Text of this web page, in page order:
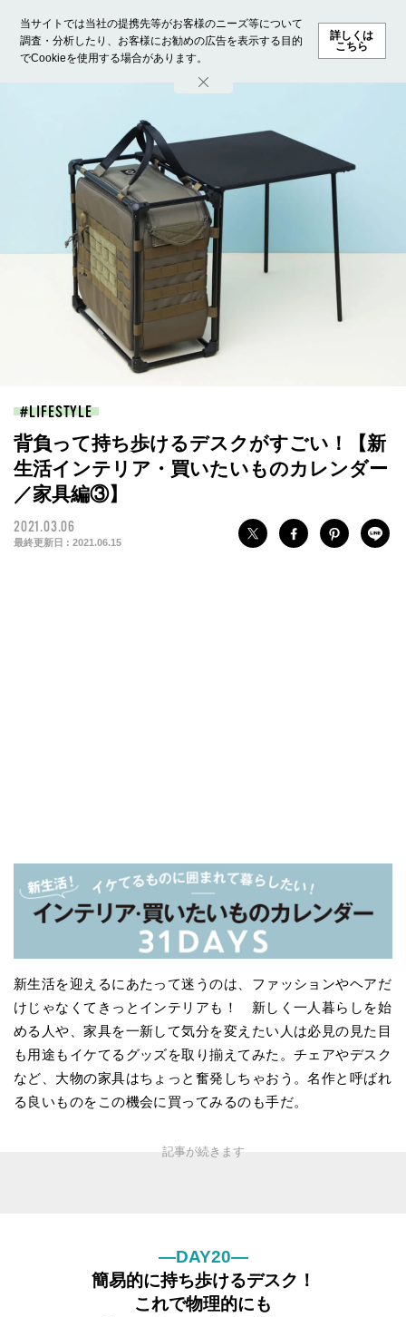
当サイトでは当社の提携先等がお客様のニーズ等について
調査・分析したり、お客様にお勧めの広告を表示する目的
でCookieを使用する場合があります。
詳しくは
こちら
ホーム モデル募集 ランキング ファッション ビューテ
LIFESTYLE
背負って持ち歩けるデスクがすごい！【新
生活インテリア・買いたいものカレンダー
／家具編③】
2021.03.06
最終更新日 : 2021.06.15
新生活を迎えるにあたって迷うのは、ファッションやヘアだ
けじゃなくてきっとインテリアも！ 新しく一人暮らしを始
める人や、家具を一新して気分を変えたい人は必見の見た目
も用途もイケてるグッズを取り揃えてみた。チェアやデスク
など、大物の家具はちょっと奮発しちゃおう。名作と呼ばれ
る良いものをこの機会に買ってみるのも手だ。
—DAY20—
簡易的に持ち歩けるデスク！
これで物理的にも